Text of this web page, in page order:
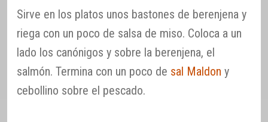
Sirve en los platos unos bastones de berenjena y
riega con un poco de salsa de miso. Coloca a un
lado los canónigos y sobre la berenjena, el
salmón. Termina con un poco de sal Maldon y
cebollino sobre el pescado.